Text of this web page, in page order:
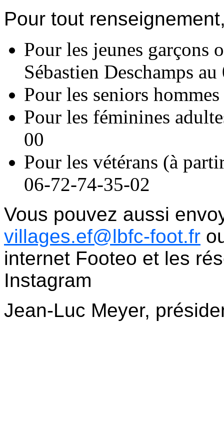
Pour tout
Pour les jeunes garçons
Sébastien Deschamps
Pour les seniors
Pour les féminines
00
Pour les vétérans (à
06-72-74-35-02
Vous pouvez aussi
villages.ef@lbfc-foot.fr
internet Footeo et les
Instagram
Jean-Luc Meyer,